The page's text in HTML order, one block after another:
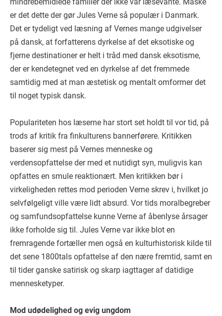
er det dette der gør Jules Verne så populær i Danmark.
Det er tydeligt ved læsning af Vernes mange udgivelser
på dansk, at forfatterens dyrkelse af det eksotiske og
fjerne destinationer er helt i tråd med dansk eksotisme,
der er kendetegnet ved en dyrkelse af det fremmede
samtidig med at man æstetisk og mentalt omformer det
til noget typisk dansk.
Populariteten hos læserne har stort set holdt til vor tid, på
trods af kritik fra finkulturens bannerførere. Kritikken
baserer sig mest på Vernes menneske og
verdensopfattelse der med et nutidigt syn, muligvis kan
opfattes en smule reaktionært. Men kritikken bør i
virkeligheden rettes mod perioden Verne skrev i, hvilket jo
selvfølgeligt ville være lidt absurd. Vor tids moralbegreber
og samfundsopfattelse kunne Verne af åbenlyse årsager
ikke forholde sig til. Jules Verne var ikke blot en
fremragende fortæller men også en kulturhistorisk kilde til
det sene 1800tals opfattelse af den nære fremtid, samt en
til tider ganske satirisk og skarp iagttager af datidige
mennesketyper.
Mod udødelighed og evig ungdom